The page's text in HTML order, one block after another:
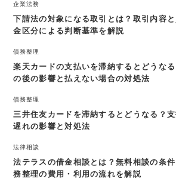
企業法務
下請法の対象になる取引とは？取引内容
金区分による判断基準を解説
債務整理
楽天カードの支払いを滞納するとどうな
の後の影響と払えない場合の対処法
債務整理
三井住友カードを滞納するとどうなる？
遅れの影響と対処法
法律相談
法テラスの借金相談とは？無料相談の条
務整理の費用・利用の流れを解説